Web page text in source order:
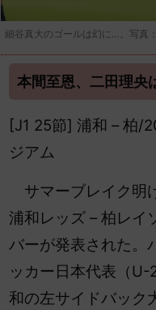
細谷真大のゴールは幻に…。写真
本間至恩、二田理央
[J1 25節] 浦和 – 柏/
ジアム
サマーブレイク明
浦和レッズ – 柏レイ
バーが発表された。
ッカー日本代表（
和の左サイドバック